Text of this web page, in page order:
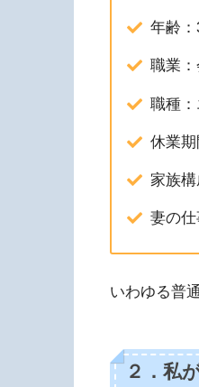
年齢
職業
職種
休業
家族
妻の仕
いわゆる普
２．私